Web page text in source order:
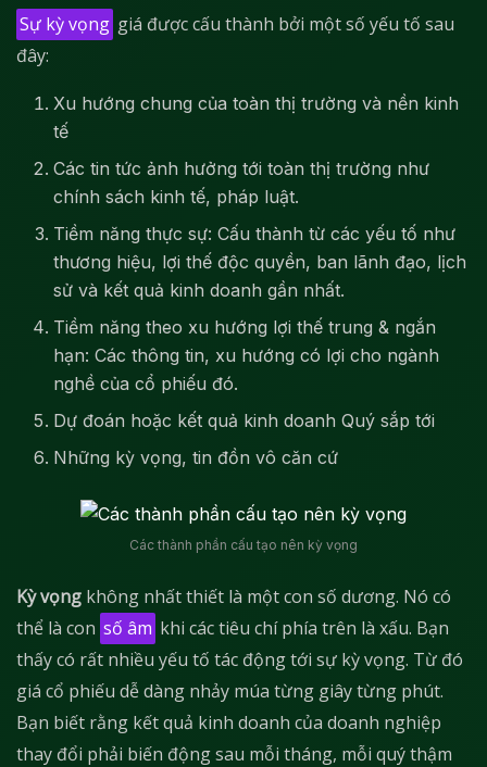
Sự kỳ vọng giá được cấu thành bởi một số yếu tố sau
đây:
Xu hướng chung của toàn thị trường và nền kinh
tế
Các tin tức ảnh hưởng tới toàn thị trường như
chính sách kinh tế, pháp luật.
Tiềm năng thực sự: Cấu thành từ các yếu tố như
thương hiệu, lợi thế độc quyền, ban lãnh đạo, lịch
sử và kết quả kinh doanh gần nhất.
Tiềm năng theo xu hướng lợi thế trung & ngắn
hạn: Các thông tin, xu hướng có lợi cho ngành
nghề của cổ phiếu đó.
Dự đoán hoặc kết quả kinh doanh Quý sắp tới
Những kỳ vọng, tin đồn vô căn cứ
Các thành phần cấu tạo nên kỳ vọng
Kỳ vọng không nhất thiết là một con số dương. Nó có
thể là con số âm khi các tiêu chí phía trên là xấu. Bạn
thấy có rất nhiều yếu tố tác động tới sự kỳ vọng. Từ đó
giá cổ phiếu dễ dàng nhảy múa từng giây từng phút.
Bạn biết rằng kết quả kinh doanh của doanh nghiệp
thay đổi phải biến động sau mỗi tháng, mỗi quý thậm